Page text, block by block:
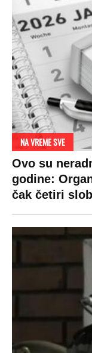
NA VREME SVE
Ovo su
godine:
čak četiri